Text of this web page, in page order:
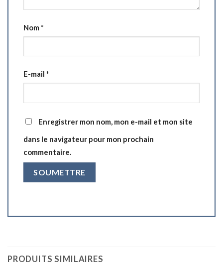
Nom*
E-mail *
Enregistrer mon nom, mon e-mail et mon site
dans le navigateur pour mon prochain
commentaire.
PRODUITS SIMILAIRES